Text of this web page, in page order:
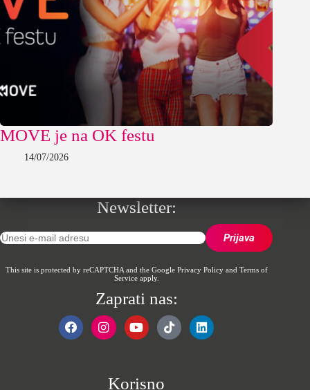
MOVE je na OK festu
14/07/2026
Korisno
Newsletter:
This site is protected by reCAPTCHA and the Google Privacy Policyand Terms of
Serviceapply.
Zaprati nas: